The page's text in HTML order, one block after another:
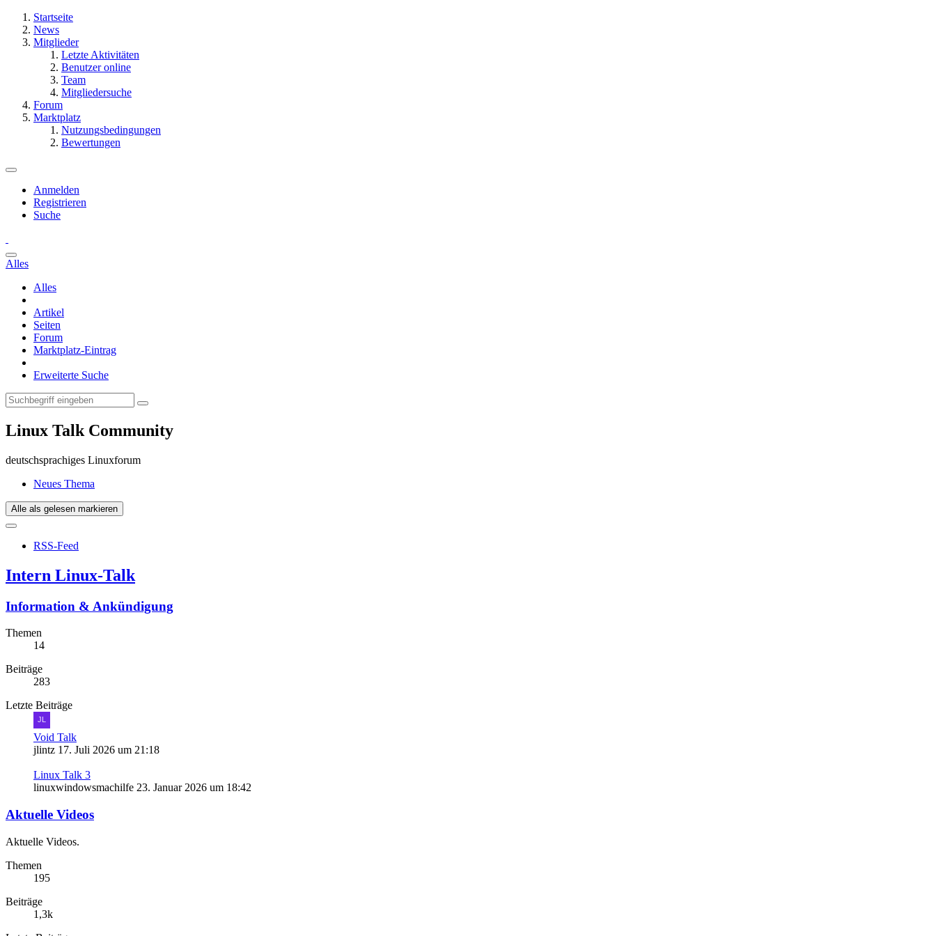
Startseite
News
Mitglieder
Letzte Aktivitäten
Benutzer online
Team
Mitgliedersuche
Forum
Marktplatz
Nutzungsbedingungen
Bewertungen
Anmelden
Registrieren
Suche
Alles
Alles
Artikel
Seiten
Forum
Marktplatz-Eintrag
Erweiterte Suche
Linux Talk Community
deutschsprachiges Linuxforum
Neues Thema
Alle als gelesen markieren
RSS-Feed
Intern Linux-Talk
Information & Ankündigung
Themen
14
Beiträge
283
Letzte Beiträge
Void Talk
jlintz 17. Juli 2026 um 21:18
Linux Talk 3
linuxwindowsmachilfe 23. Januar 2026 um 18:42
Aktuelle Videos
Aktuelle Videos.
Themen
195
Beiträge
1,3k